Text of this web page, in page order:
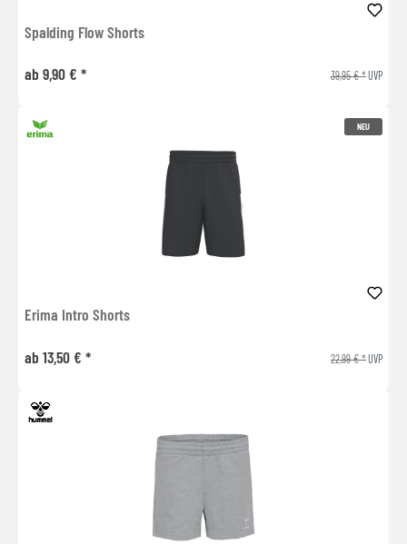
Spalding Flow Shorts
ab 9,90 € * 39,95 € *UVP
NEU
Erima Intro Shorts
ab 13,50 € * 22,99 € *UVP